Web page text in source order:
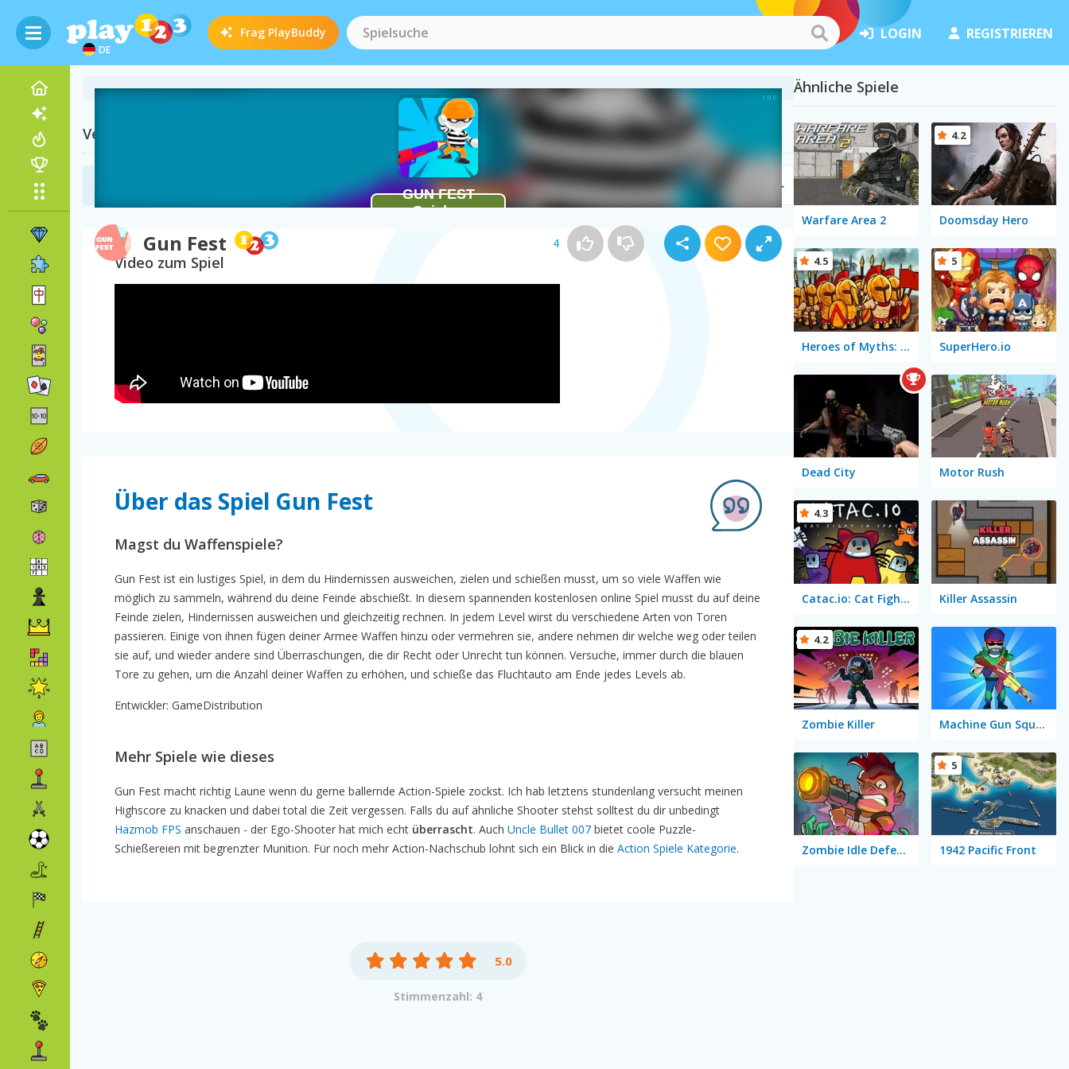
DE
Frag PlayBuddy LOGIN REGISTRIEREN
Gun Fest 4
Verwandte Kategorien
Waffen Spiele(164) Rechnenspiele(31)
Video zum Spiel
Über das Spiel Gun Fest
Magst du Waffenspiele?
Gun Fest ist ein lustiges Spiel, in dem du Hindernissen ausweichen, zielen und schießen musst, um so viele Waffen wie
möglich zu sammeln, während du deine Feinde abschießt. In diesem spannenden kostenlosen online Spiel musst du auf deine
Feinde zielen, Hindernissen ausweichen und gleichzeitig rechnen. In jedem Level wirst du verschiedene Arten von Toren
passieren. Einige von ihnen fügen deiner Armee Waffen hinzu oder vermehren sie, andere nehmen dir welche weg oder teilen
sie auf, und wieder andere sind Überraschungen, die dir Recht oder Unrecht tun können. Versuche, immer durch die blauen
Tore zu gehen, um die Anzahl deiner Waffen zu erhöhen, und schieße das Fluchtauto am Ende jedes Levels ab.
Entwickler: GameDistribution
Mehr Spiele wie dieses
Gun Fest macht richtig Laune wenn du gerne ballernde Action-Spiele zockst. Ich hab letztens stundenlang versucht meinen
Highscore zu knacken und dabei total die Zeit vergessen. Falls du auf ähnliche Shooter stehst solltest du dir unbedingt
Hazmob FPS anschauen - der Ego-Shooter hat mich echt überrascht. Auch Uncle Bullet 007 bietet coole Puzzle-
Schießereien mit begrenzter Munition. Für noch mehr Action-Nachschub lohnt sich ein Blick in die Action Spiele Kategorie.
5.0
Stimmenzahl: 4
Ähnliche Spiele
Warfare Area 2 Doomsday Hero
4.2
Heroes of Myths: Warriors of Gods
4.5
SuperHero.io
5
Dead City Motor Rush
Catac.io: Cat Fight in Space
4.3
Killer Assassin
Zombie Killer
4.2
Machine Gun Squad
Zombie Idle Defense 1942 Pacific Front
5